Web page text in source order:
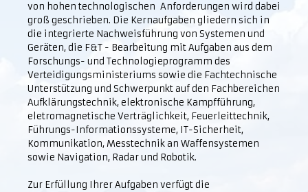
von hohen technologischen Anforderungen wird dabei
groß geschrieben. Die Kernaufgaben gliedern sich in
die integrierte Nachweisführung von Systemen und
Geräten, die F&T - Bearbeitung mit Aufgaben aus dem
Forschungs- und Technologieprogramm des
Verteidigungsministeriums sowie die Fachtechnische
Unterstützung und Schwerpunkt auf den Fachbereichen
Aufklärungstechnik, elektronische Kampfführung,
eletromagnetische Verträglichkeit, Feuerleittechnik,
Führungs-Informationssysteme, IT-Sicherheit,
Kommunikation, Messtechnik an Waffensystemen
sowie Navigation, Radar und Robotik.
Zur Erfüllung Ihrer Aufgaben verfügt die